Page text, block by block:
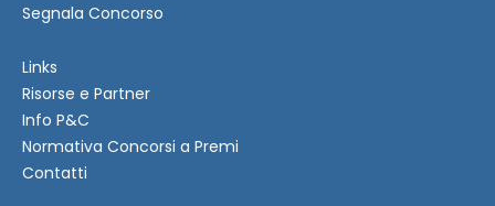
Segnala Concorso
Links
Risorse e Partner
Info P&C
Normativa Concorsi a Premi
Contatti